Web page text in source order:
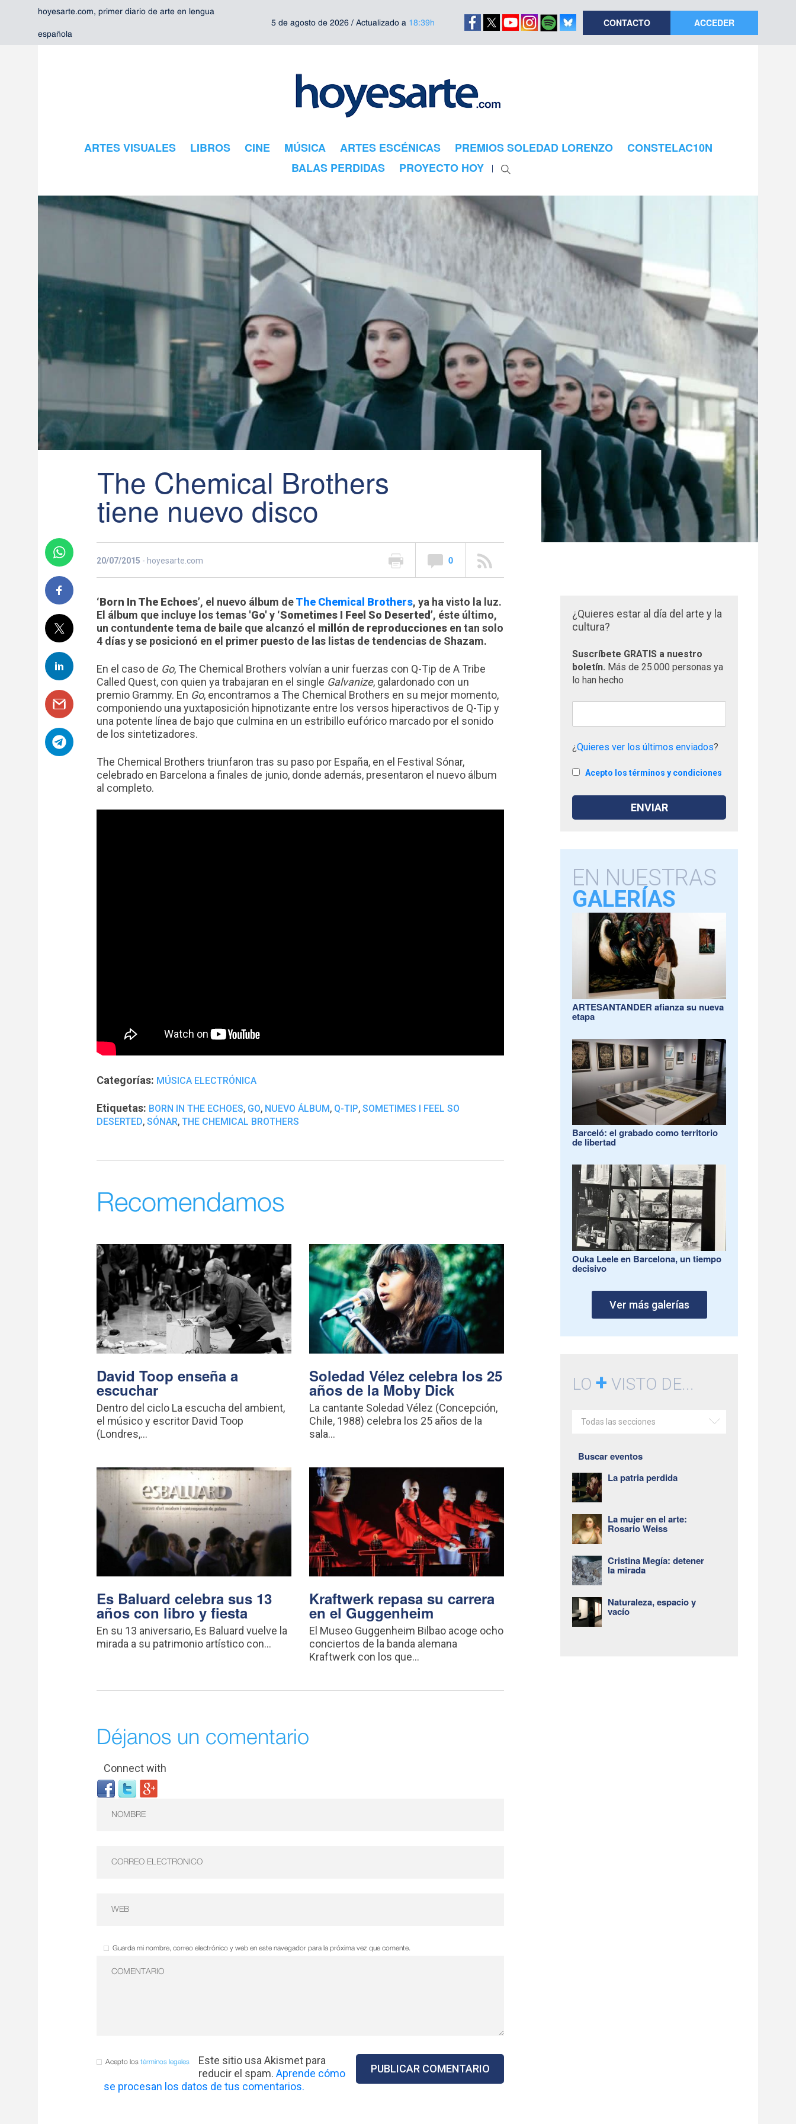
hoyesarte.com, primer diario de arte en lengua
española
5 de agosto de 2026 / Actualizado a 18:39h CONTACTO ACCEDER
ARTES VISUALES LIBROS CINE MÚSICA ARTES ESCÉNICAS PREMIOS SOLEDAD LORENZO
CONSTELAC10N
BALAS PERDIDAS
PROYECTO HOY
The Chemical Brothers
tiene nuevo disco
20/07/2015 - hoyesarte.com 0
‘Born In The Echoes’, el nuevo álbum deThe Chemical Brothers, ya ha visto la luz.
El álbum que incluye los temas 'Go' y ‘Sometimes I Feel So Deserted’, éste último,
un contundente tema de baile que alcanzó el millón de reproducciones en tan solo
4 días y se posicionó en el primer puesto de las listas de tendencias de Shazam.
En el caso de Go, The Chemical Brothers volvían a unir fuerzas con Q-Tip de A Tribe
Called Quest, con quien ya trabajaran en el single Galvanize, galardonado con un
premio Grammy. En Go, encontramos a The Chemical Brothers en su mejor momento,
componiendo una yuxtaposición hipnotizante entre los versos hiperactivos de Q-Tip y
una potente línea de bajo que culmina en un estribillo eufórico marcado por el sonido
de los sintetizadores.
The Chemical Brothers triunfaron tras su paso por España, en el Festival Sónar,
celebrado en Barcelona a finales de junio, donde además, presentaron el nuevo álbum
al completo.
Categorías: MÚSICA ELECTRÓNICA
Etiquetas: BORN IN THE ECHOES, GO, NUEVO ÁLBUM, Q-TIP, SOMETIMES I FEEL SO
DESERTED, SÓNAR, THE CHEMICAL BROTHERS
Recomendamos
David Toop enseña a
escuchar
Dentro del ciclo La escucha del ambient,
el músico y escritor David Toop
(Londres,...
Soledad Vélez celebra los 25
años de la Moby Dick
La cantante Soledad Vélez (Concepción,
Chile, 1988) celebra los 25 años de la
sala...
Es Baluard celebra sus 13
años con libro y fiesta
En su 13 aniversario, Es Baluard vuelve la
mirada a su patrimonio artístico con...
Kraftwerk repasa su carrera
en el Guggenheim
El Museo Guggenheim Bilbao acoge ocho
conciertos de la banda alemana
Kraftwerk con los que...
Déjanos un comentario
Connect with
Guarda mi nombre, correo electrónico y web en este navegador para la próxima vez que comente.
Acepto los términos legales
Este sitio usa Akismet para
reducir el spam. Aprende cómo
se procesan los datos de tus comentarios.
¿Quieres estar al día del arte y la
cultura?
Suscríbete GRATIS a nuestro
boletín. Más de 25.000 personas ya
lo han hecho
¿Quieres ver los últimos enviados?
Acepto los términos y condiciones
EN NUESTRAS
GALERÍAS
ARTESANTANDER afianza su nueva
etapa
Barceló: el grabado como territorio
de libertad
Ouka Leele en Barcelona, un tiempo
decisivo
Ver más galerías
LO+ VISTO DE...
Todas las secciones
Buscar eventos
La patria perdida
La mujer en el arte:
Rosario Weiss
Cristina Megía: detener
la mirada
Naturaleza, espacio y
vacío